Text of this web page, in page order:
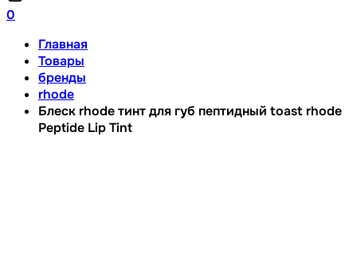
0
Главная
Товары
бренды
rhode
Блеск rhode тинт для губ пептидный toast rhode
Peptide Lip Tint